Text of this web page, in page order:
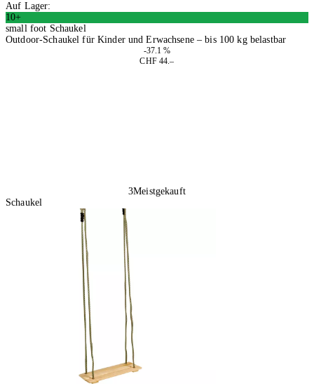
Auf Lager:
10+
small foot Schaukel
Outdoor-Schaukel für Kinder und Erwachsene – bis 100 kg belastbar
-37.1 %
CHF 44.–
3Meistgekauft
Schaukel